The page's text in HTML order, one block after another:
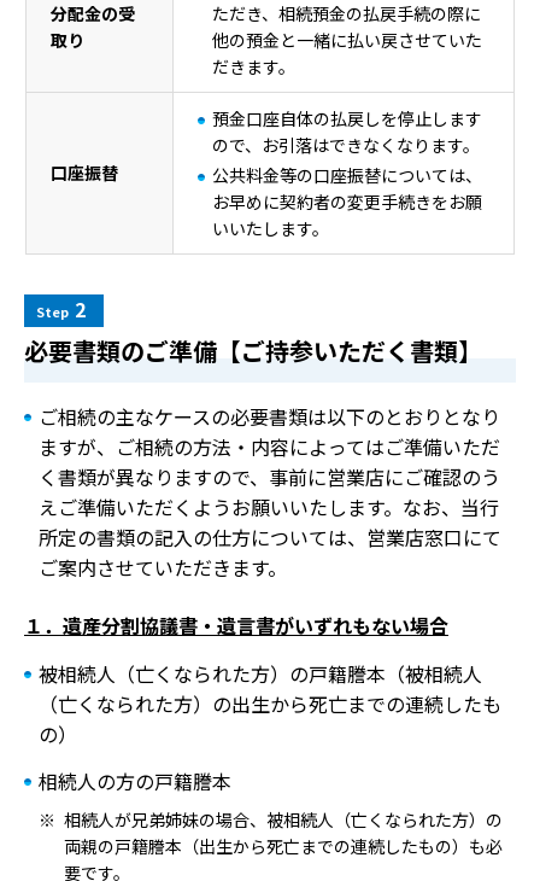
分配金の受
取り
ただき、相続預金の払戻手続の際に
他の預金と一緒に払い戻させていた
だきます。
口座振替
預金口座自体の払戻しを停止します
ので、お引落はできなくなります。
公共料金等の口座振替については、
お早めに契約者の変更手続きをお願
いいたします。
Step 2
必要書類のご準備【ご持参いただく書類】
ご相続の主なケースの必要書類は以下のとおりとなり
ますが、ご相続の方法・内容によってはご準備いただ
く書類が異なりますので、事前に営業店にご確認のう
えご準備いただくようお願いいたします。なお、当行
所定の書類の記入の仕方については、営業店窓口にて
ご案内させていただきます。
１．遺産分割協議書・遺言書がいずれもない場合
被相続人（亡くなられた方）の戸籍謄本（被相続人
（亡くなられた方）の出生から死亡までの連続したも
の）
相続人の方の戸籍謄本
相続人が兄弟姉妹の場合、被相続人（亡くなられた方）の
両親の戸籍謄本（出生から死亡までの連続したもの）も必
要です。